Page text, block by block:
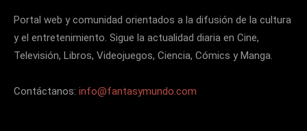
Portal web y comunidad orientados a la difusión de la cultura
y el entretenimiento. Sigue la actualidad diaria en Cine,
Televisión, Libros, Videojuegos, Ciencia, Cómics y Manga.
Contáctanos: info@fantasymundo.com